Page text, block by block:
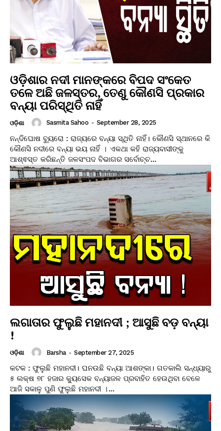
ଓଡ଼ିଶାର ନଦୀ ମାନଙ୍କରେ ବିପଦ ସଂକେତ
ତଳେ ଅଛି ଜଳସ୍ତର, ତେଣୁ କୌଣସି ପ୍ରକାର
ବନ୍ୟା ପରିସ୍ଥିତି ନାହିଁ
ଓଡ଼ିଶା Sasmita Sahoo - September 28, 2025
ନନ୍ଦିଘୋଷ ବ୍ୟୁରୋ : ରାଜ୍ୟରେ ବନ୍ୟା ସ୍ଥିତି ନାହିଁ। କୌଣସି ସ୍ଥାନରେ କି
କୌଣସି ନଦୀରେ ବନ୍ୟା ଭୟ ନାହିଁ । ଏକଥା କହି ରାଜ୍ୟବାସୀଙ୍କୁ
ଆଶ୍ଵସ୍ତ କରିଛନ୍ତି ଜଳସଂପଦ ବିଭାଗର ସର୍ବୋଚ୍ଚ...
ଲଗାତାର ଫୁଲୁଛି ମହାନଦୀ ; ଆସୁଛି ବଡ଼ ବନ୍ୟା
!
ଓଡ଼ିଶା Barsha - September 27, 2025
କଟକ : ଫୁଲୁଛି ମହାନଦୀ। ଘନଉଛି ବନ୍ୟା ଆଶଙ୍କା। ଗତକାଲି ସନ୍ଧ୍ୟାରୁ
୫ ଲକ୍ଷ ୭୮ ହଜାର କ୍ୟୁସେକ ବନ୍ୟାଜଳ ପ୍ରବାହିତ ହେଉଥିବା ବେଳେ
ଆଜି ସକାଳୁ ପୁଣି ଫୁଲୁଛି ମହାନଦୀ ।...